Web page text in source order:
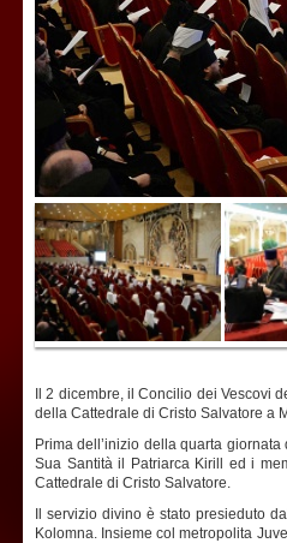
Il 2 dicembre, il Concilio dei Vescovi
della Cattedrale di Cristo Salvatore a
Prima dell’inizio della quarta
Sua Santità il Patriarca Kirill ed i
Cattedrale di Cristo Salvatore.
Il servizio divino è stato presieduto
Kolomna. Insieme col metropolita